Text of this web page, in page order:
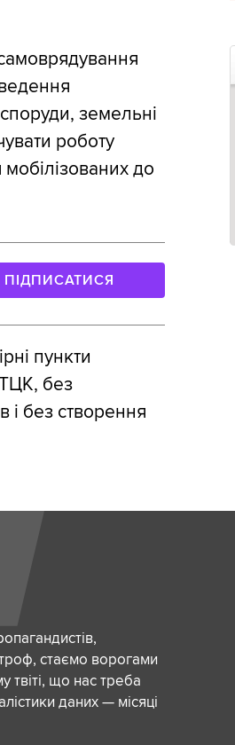
земельні
роботу
мобілізованих до
ПІДПИСАТИСЯ
пункти
без
і без створення
стаємо ворогами
твіті, що нас треба
даних — місяці